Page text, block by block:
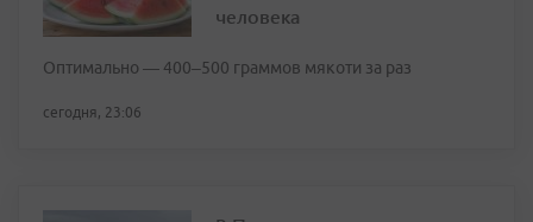
человека
Оптимально — 400–500 граммов мякоти за раз
сегодня, 23:06